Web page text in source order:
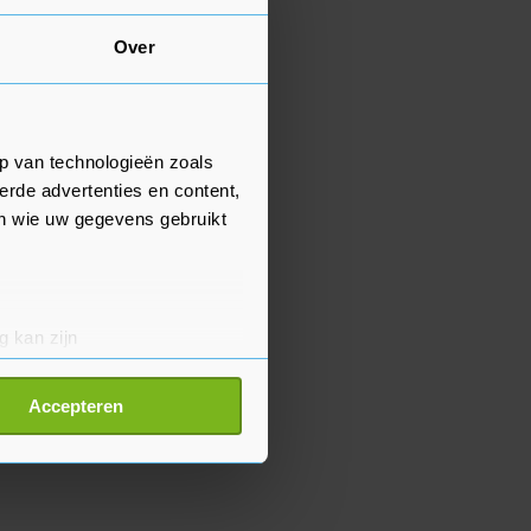
Over
van technologieën zoals
advertenties en content,
wie uw gegevens gebruikt
kan zijn
detailgedeelte
Accepteren